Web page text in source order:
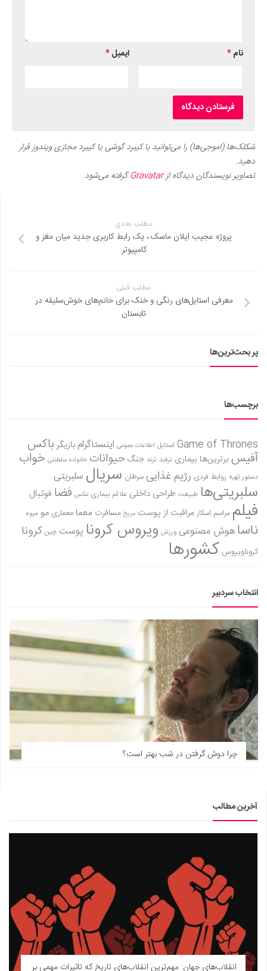
نام* ایمیل*
شکلک‌ها (اموجی‌ها) را می‌توانید با کیبرد گوشی یا کیبرد مجازی ویندوز قرار
دهید.
تصاویر نویسندگان دیدگاه ازGravatarگرفته می‌شود.
مطلب بعدی
پروژه عجیب ایلان ماسک ، یک رابط کاربری جدید میان مغز و
کامپیوتر
مطلب قبلی
معرفی استایل‌های رنگی و خنک برای خانم‌های خوش‌سلیقه در
تابستان
پر بحث‌ترین‌ها
برچسب‌ها
Game of Thrones استایل اطلاعات عمومی اینستاگرام بازیگر باکس
آفیس برترین‌ها بیماری ترفند ترند جنگ حیوانات خانواده سلطنتی خواب
دستور تهیه روابط فردی رژیم غذاییسرطان سریال سلبریتی
سلبریتی‌ها طبیعت طراحی داخلی علائم بیماری عکس فضا فوتبال
فیلم مراسم اسکارمراقبت از پوست مریخ مسافرت معمامعماری مو میوه
ناساهوش مصنوعی ورزش ویروس کرونا پوست چین کرونا
کروناویروس کشورها
انتخاب سردبیر
چرا دوش گرفتن در شب بهتر است؟
آخرین مطالب
انقلاب‌های جهان: مهم‌ترین انقلاب‌های تاریخ که تاثیرات مهمی بر